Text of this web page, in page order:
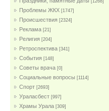
[1268]
Проблемы ЖКХ [1747]
Проиcшествия [2324]
Реклама [21]
Религия [204]
Ретроспектива [341]
События [148]
Советы врача [0]
Социальные вопросы [1114]
Спорт [2693]
Ураласбест [997]
Храмы Урала [309]